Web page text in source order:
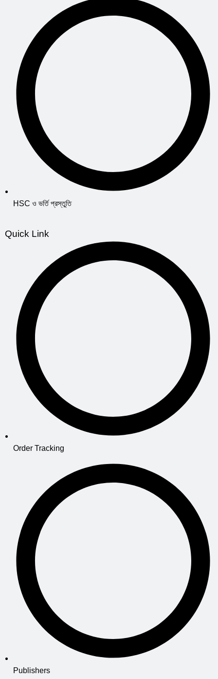
HSC ও ভর্তি প্রস্তুতি
Quick Link
Order Tracking
Publishers